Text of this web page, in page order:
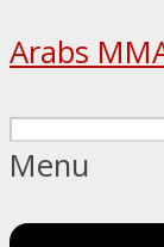
Arabs
Menu